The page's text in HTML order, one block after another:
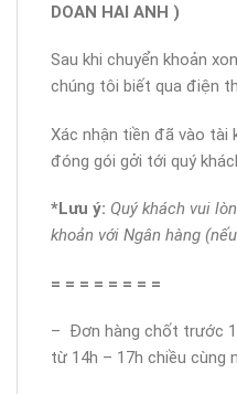
DOAN HAI ANH )
Sau khi chuyển khoản
chúng tôi biết qua điện
Xác nhận tiền đã vào tài
đóng gói gởi tới quý
*Lưu ý: Quý khách vui
khoản với Ngân hàng
= = = = = = = =
– Đơn hàng chốt trước
từ 14h – 17h chiều cùng